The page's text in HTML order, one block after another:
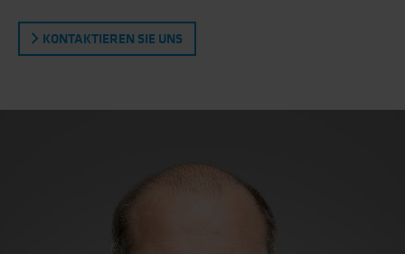
KONTAKTIEREN SIE UNS